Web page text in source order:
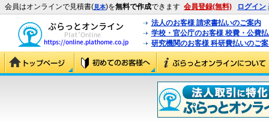
会員はオンラインで見積書(見本)を無料で作成できます 会員登録(無料) ログイン
法人のお客様 請求書払いのご案内
学校・官公庁のお客様 校費・公費
研究機関のお客様 科研費払いのご